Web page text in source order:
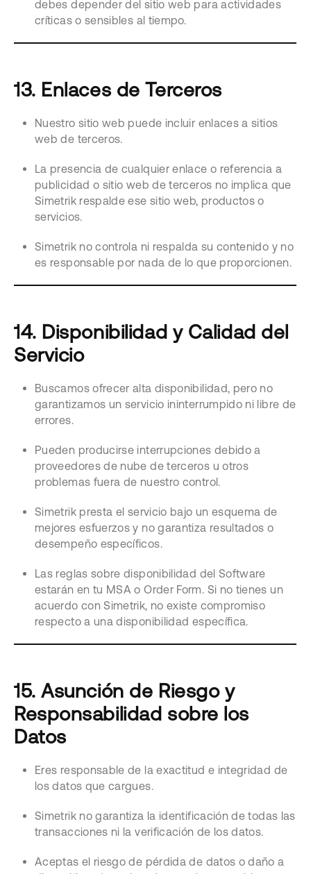
debes depender del sitio web para actividades
críticas o sensibles al tiempo.
13. Enlaces de Terceros
Nuestro sitio web puede incluir enlaces a sitios
web de terceros.
La presencia de cualquier enlace o referencia a
publicidad o sitio web de terceros no implica que
Simetrik respalde ese sitio web, productos o
servicios.
Simetrik no controla ni respalda su contenido y no
es responsable por nada de lo que proporcionen.
14. Disponibilidad y Calidad del
Servicio
Buscamos ofrecer alta disponibilidad, pero no
garantizamos un servicio ininterrumpido ni libre de
errores.
Pueden producirse interrupciones debido a
proveedores de nube de terceros u otros
problemas fuera de nuestro control.
Simetrik presta el servicio bajo un esquema de
mejores esfuerzos y no garantiza resultados o
desempeño específicos.
Las reglas sobre disponibilidad del Software
estarán en tu MSA o Order Form. Si no tienes un
acuerdo con Simetrik, no existe compromiso
respecto a una disponibilidad específica.
15. Asunción de Riesgo y
Responsabilidad sobre los
Datos
Eres responsable de la exactitud e integridad de
los datos que cargues.
Simetrik no garantiza la identificación de todas las
transacciones ni la verificación de los datos.
Aceptas el riesgo de pérdida de datos o daño a